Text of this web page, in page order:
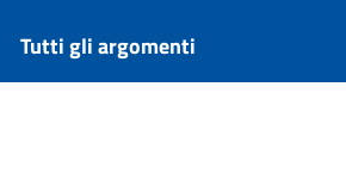
Tutti gli argomenti